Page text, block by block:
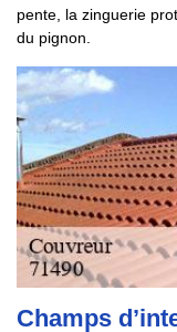
pente, la zinguerie
du pignon.
Champs